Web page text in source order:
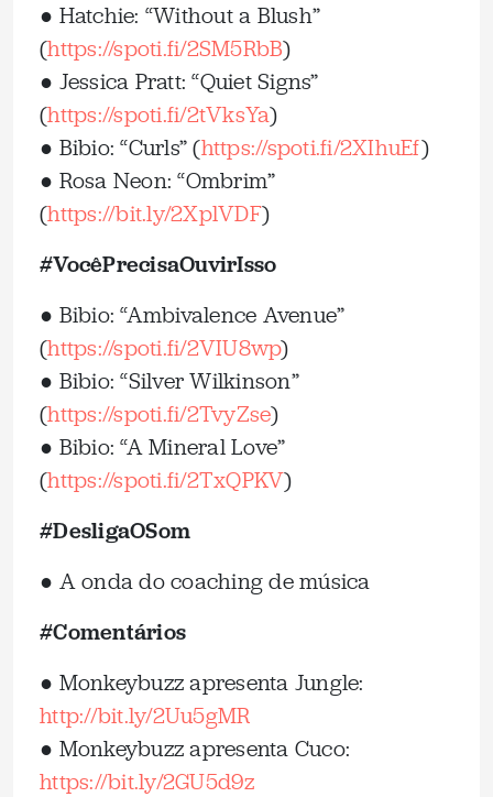
● Hatchie: “Without a Blush”
(https://spoti.fi/2SM5RbB)
● Jessica Pratt: “Quiet Signs”
(https://spoti.fi/2tVksYa)
● Bibio: “Curls” (https://spoti.fi/2XIhuEf)
● Rosa Neon: “Ombrim”
(https://bit.ly/2XplVDF)
#VocêPrecisaOuvirIsso
● Bibio: “Ambivalence Avenue”
(https://spoti.fi/2VIU8wp)
● Bibio: “Silver Wilkinson”
(https://spoti.fi/2TvyZse)
● Bibio: “A Mineral Love”
(https://spoti.fi/2TxQPKV)
#DesligaOSom
● A onda do coaching de música
#Comentários
● Monkeybuzz apresenta Jungle:
http://bit.ly/2Uu5gMR
● Monkeybuzz apresenta Cuco:
https://bit.ly/2GU5d9z